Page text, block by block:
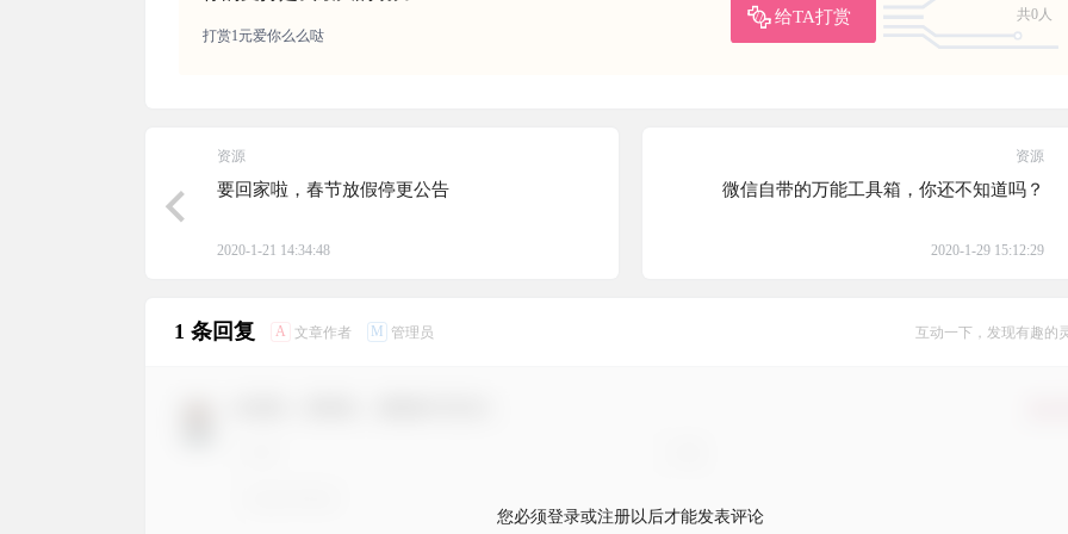
给TA打赏
共0人
打赏1元爱你么么哒
资源
要回家啦，春节放假停更公告
2020-1-21 14:34:48
资源
微信自带的万能工具箱，你还不知道吗？
2020-1-29 15:12:29
1 条回复 A 文章作者 M 管理员 互动一下，发现有趣的
您必须登录或注册以后才能发表评论